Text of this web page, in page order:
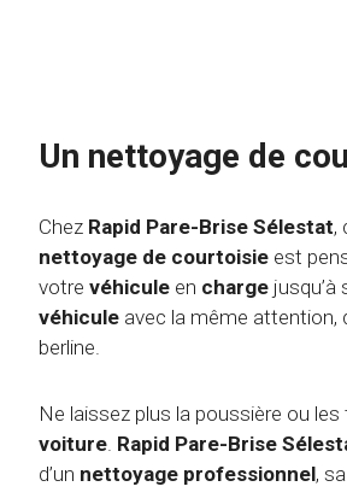
Un nettoyage de
Chez Rapid Pare-Brise Sélestat,
nettoyage de courtoisie est
votre véhicule en charge
véhicule avec la même attention,
berline.
Ne laissez plus la poussière ou les
voiture. Rapid Pare-Brise
d’un nettoyage professionnel,